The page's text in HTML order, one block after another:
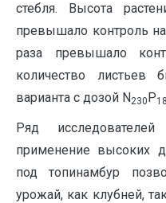
стебля. Высота
превышало контроль
раза превышало
количество листьев
варианта с дозой N230P
Ряд
применение высоких
под топинамбур
урожай, как клубней,